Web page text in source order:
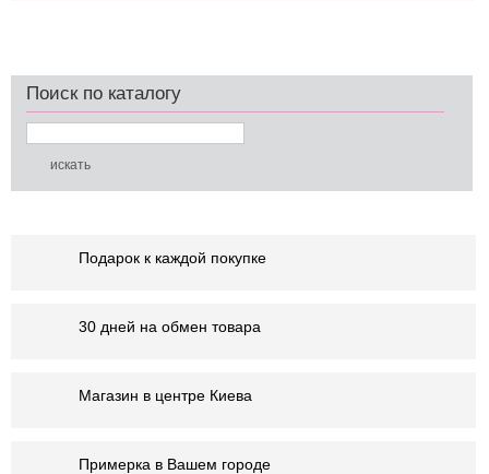
Поиск по каталогу
Подарок к каждой покупке
30 дней на обмен товара
Магазин в центре Киева
Примерка в Вашем городе